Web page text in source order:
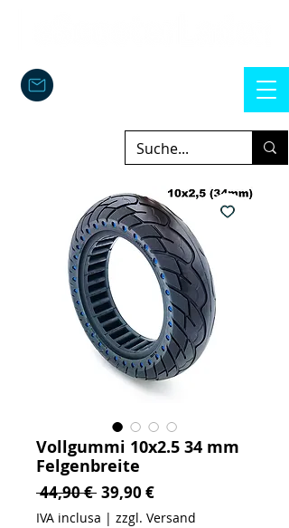
Vollgummi 10x2.5 34 mm
Felgenbreite
44,90 € Prezzo regolare
39,90 €Prezzo scontato
IVA inclusa | zzgl. Versand